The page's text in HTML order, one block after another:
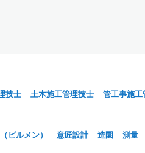
技士 土木施工管理技士 管工事施工
ビルメン） 意匠設計 造園 測量